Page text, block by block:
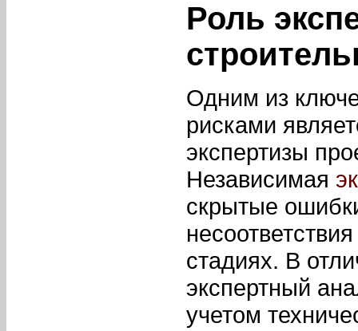
Роль
Одним из
рисками
экспертизы
Независимая
скрытые
стадиях. В
экспертный
учетом